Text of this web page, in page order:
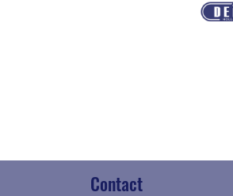
Contact